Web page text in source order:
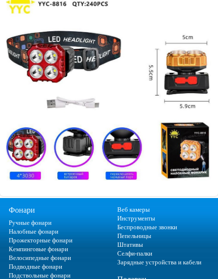
Фонари
Ручные фонари
Налобные фонари
Прожекторные фонари
Кемпинговые фонари
Велосипедные фонари
Подводные фонари
Подствольные фонари
Веб камеры
Инструменты
Беспроводные звонки
Пепельницы
Штативы
Селфи-палки
Зарядные устройства и кабели